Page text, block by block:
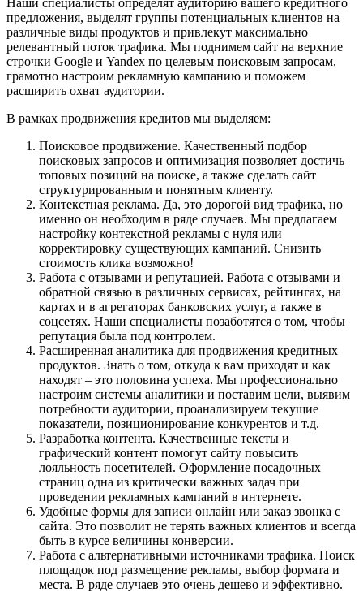
предложения, выделят группы потенциальных клиентов на
различные виды продуктов и привлекут максимально
релевантный поток трафика. Мы поднимем сайт на верхние
строчки Google и Yandex по целевым поисковым запросам,
грамотно настроим рекламную кампанию и поможем
расширить охват аудитории.
В рамках продвижения кредитов мы выделяем:
Поисковое продвижение. Качественный подбор
поисковых запросов и оптимизация позволяет достичь
топовых позиций на поиске, а также сделать сайт
структурированным и понятным клиенту.
Контекстная реклама. Да, это дорогой вид трафика, но
именно он необходим в ряде случаев. Мы предлагаем
настройку контекстной рекламы с нуля или
корректировку существующих кампаний. Снизить
стоимость клика возможно!
Работа с отзывами и репутацией. Работа с отзывами и
обратной связью в различных сервисах, рейтингах, на
картах и в агрегаторах банковских услуг, а также в
соцсетях. Наши специалисты позаботятся о том, чтобы
репутация была под контролем.
Расширенная аналитика для продвижения кредитных
продуктов. Знать о том, откуда к вам приходят и как
находят – это половина успеха. Мы профессионально
настроим системы аналитики и поставим цели, выявим
потребности аудитории, проанализируем текущие
показатели, позиционирование конкурентов и т.д.
Разработка контента. Качественные тексты и
графический контент помогут сайту повысить
лояльность посетителей. Оформление посадочных
страниц одна из критически важных задач при
проведении рекламных кампаний в интернете.
Удобные формы для записи онлайн или заказ звонка с
сайта. Это позволит не терять важных клиентов и всегда
быть в курсе величины конверсии.
Работа с альтернативными источниками трафика. Поиск
площадок под размещение рекламы, выбор формата и
места. В ряде случаев это очень дешево и эффективно.